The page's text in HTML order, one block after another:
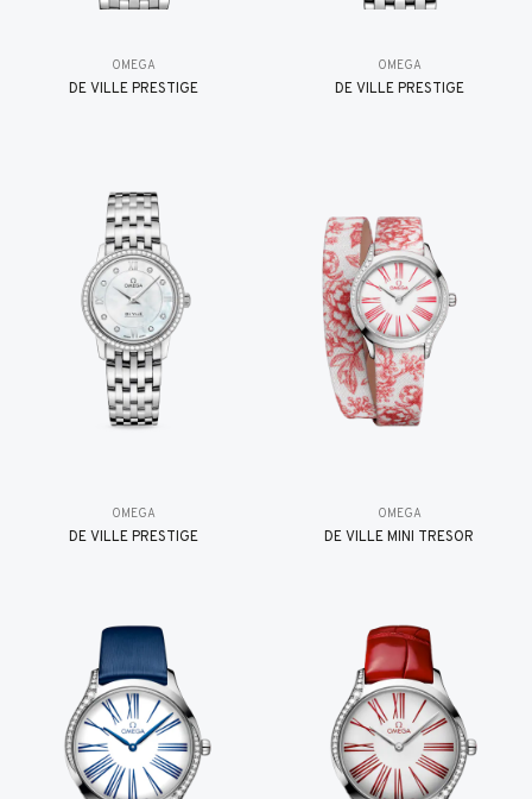
OMEGA
DE VILLE PRESTIGE
OMEGA
DE VILLE PRESTIGE
OMEGA
DE VILLE PRESTIGE
OMEGA
DE VILLE MINI TRÉSOR